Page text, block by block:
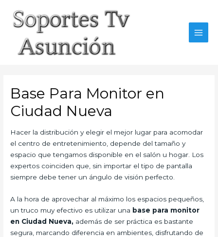
content
Base Para Monitor en
Ciudad Nueva
Hacer la distribución y elegir el mejor lugar para acomodar
el centro de entretenimiento, depende del tamaño y
espacio que tengamos disponible en el salón u hogar. Los
expertos coinciden que, sin importar el tipo de pantalla
siempre debe tener un ángulo de visión perfecto.
A la hora de aprovechar al máximo los espacios pequeños,
un truco muy efectivo es utilizar una base para monitor
en Ciudad Nueva, además de ser práctica es bastante
segura, marcando diferencia en ambientes, disfrutando de